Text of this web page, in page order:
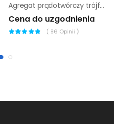
Agregat prądotwórczy trójfazowy Endress ESE 50 YW/AS
Cena do uzgodnienia
( 86 Opinii )